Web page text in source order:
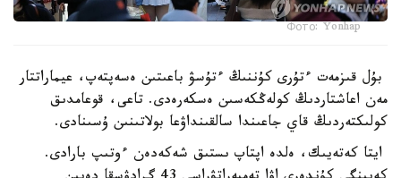
Фото: Yonhap
بۇل قىزمەت ءتۇرى كۇننىڭ ءتۇسۋ باعىتىن ەسەپتەپ، عيماراتتار
مەن اعاشتاردىڭ كولەڭكەسىن ەسكەرەدى. تاعى، قوعامدىق
كولىكتەردىڭ قاي جاعىندا سالقىنداۋعا بولاتىنىن ۇسىنادى.
ايتا كەتەيىك، ەلدە اپتاپ ىستىق شەكەدەن ءوتىپ بارادى.